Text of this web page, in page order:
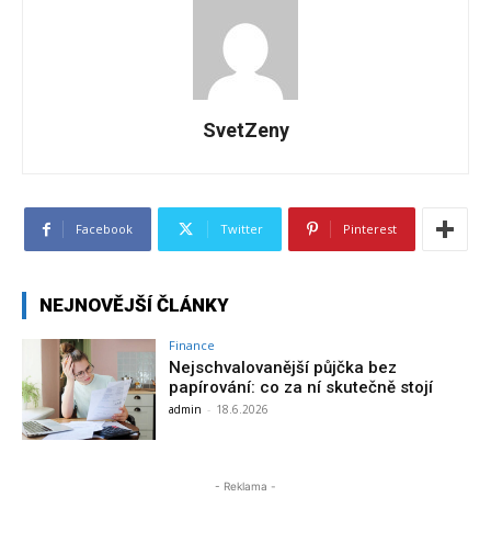
SvetZeny
Facebook Twitter Pinterest
NEJNOVĚJŠÍ ČLÁNKY
Finance
Nejschvalovanější půjčka bez
papírování: co za ní skutečně stojí
admin - 18.6.2026
- Reklama -